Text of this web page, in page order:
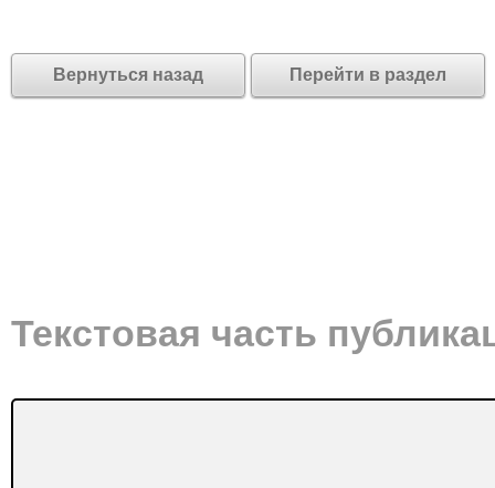
Вернуться назад Перейти в раздел
Текстовая часть